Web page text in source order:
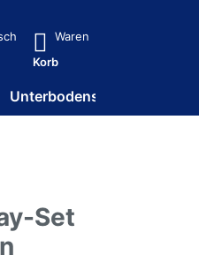
die Eingabetaste, um alle
Waren
Korb
Unterbodenschutz / HV
Set